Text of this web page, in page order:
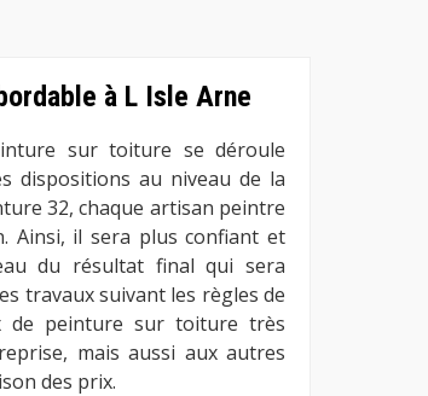
à L Isle Arne
sur toiture se déroule
dispositions au niveau de la
32, chaque artisan peintre
Ainsi, il sera plus confiant et
du résultat final qui sera
travaux suivant les règles de
de peinture sur toiture très
mais aussi aux autres
des prix.